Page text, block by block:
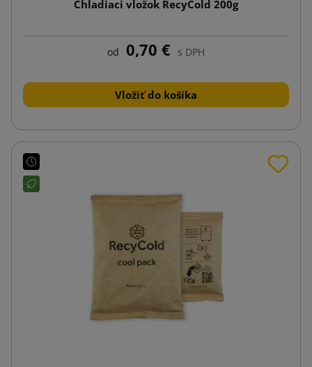
Chladiaci vložok RecyCold 200g
od 0,70 € s DPH
Vložiť do košíka